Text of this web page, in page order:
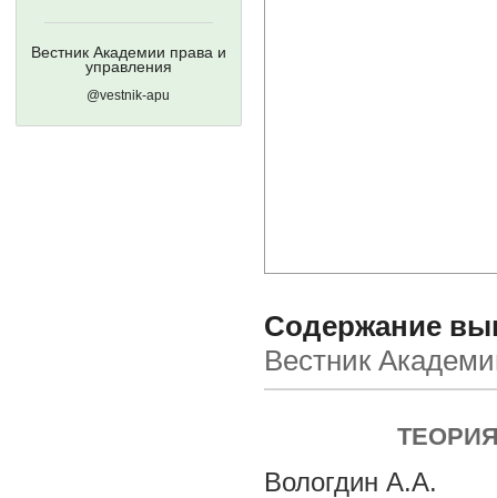
Вестник Академии права и
управления
@vestnik-apu
Содержание
Вестник
Вологдин А.А.